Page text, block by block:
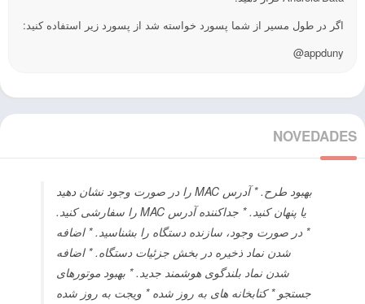
اگر در طول مسیر از شما پسورد خواسته شد از پسورد زیر استفاده کنید:
@appduny
NOVEDADES
بهبود طرح. * آدرس MAC را در صورت وجود نشان دهید
یا پنهان کنید. * جداکننده آدرس MAC را سفارشی کنید.
* در صورت وجود، سازنده دستگاه را بشناسید. * اضافه
شدن نماد ذخیره در بخش جزئیات دستگاه. * اضافه
شدن نماد بلندگوی هوشمند جدید. * بهبود موتورهای
جستجو * کتابخانه های به روز شده * ویجت به روز شده